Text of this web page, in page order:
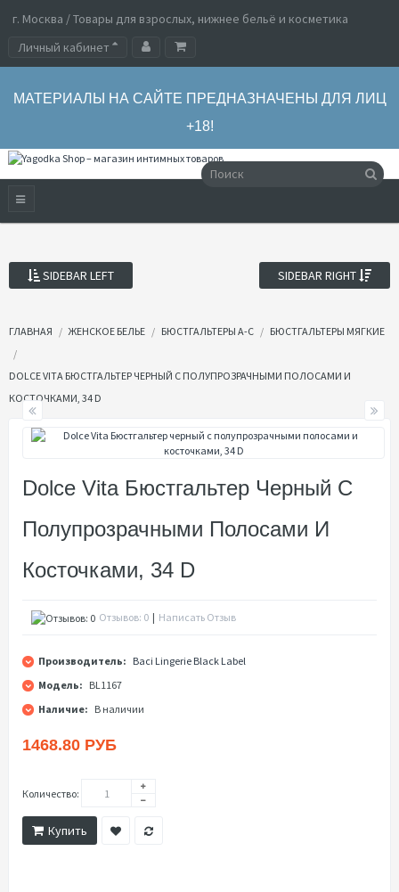
г. Москва / Товары для взрослых, нижнее бельё и косметика
Личный кабинет
МАТЕРИАЛЫ НА САЙТЕ ПРЕДНАЗНАЧЕНЫ ДЛЯ ЛИЦ
+18!
SIDEBAR LEFT SIDEBAR RIGHT
ГЛАВНАЯ ЖЕНСКОЕ БЕЛЬЕ БЮСТГАЛЬТЕРЫ А-С БЮСТГАЛЬТЕРЫ МЯГКИЕ
DOLCE VITA БЮСТГАЛЬТЕР ЧЕРНЫЙ С ПОЛУПРОЗРАЧНЫМИ ПОЛОСАМИ И
КОСТОЧКАМИ, 34 D
Dolce Vita Бюстгальтер Черный С
Полупрозрачными Полосами И
Косточками, 34 D
Отзывов: 0 | Написать Отзыв
Производитель: Baci Lingerie Black Label
Модель: BL1167
Наличие: В наличии
1468.80 РУБ
Количество:
Купить